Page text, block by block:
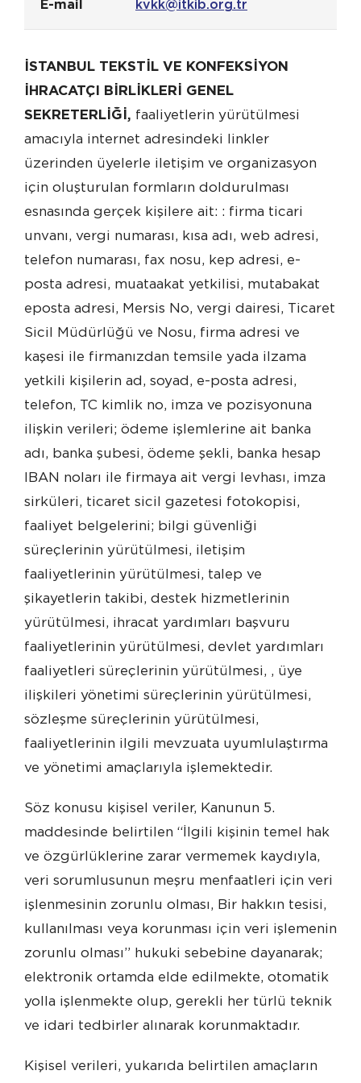
E-mail kvkk@itkib.org.tr
İSTANBUL TEKSTİL VE KONFEKSİYON
İHRACATÇI BİRLİKLERİ GENEL
SEKRETERLİĞİ, faaliyetlerin yürütülmesi
amacıyla internet adresindeki linkler
üzerinden üyelerle iletişim ve organizasyon
için oluşturulan formların doldurulması
esnasında gerçek kişilere ait: : firma ticari
unvanı, vergi numarası, kısa adı, web adresi,
telefon numarası, fax nosu, kep adresi, e-
posta adresi, muataakat yetkilisi, mutabakat
eposta adresi, Mersis No, vergi dairesi, Ticaret
Sicil Müdürlüğü ve Nosu, firma adresi ve
kaşesi ile firmanızdan temsile yada ilzama
yetkili kişilerin ad, soyad, e-posta adresi,
telefon, TC kimlik no, imza ve pozisyonuna
ilişkin verileri; ödeme işlemlerine ait banka
adı, banka şubesi, ödeme şekli, banka hesap
IBAN noları ile firmaya ait vergi levhası, imza
sirküleri, ticaret sicil gazetesi fotokopisi,
faaliyet belgelerini; bilgi güvenliği
süreçlerinin yürütülmesi, iletişim
faaliyetlerinin yürütülmesi, talep ve
şikayetlerin takibi, destek hizmetlerinin
yürütülmesi, ihracat yardımları başvuru
faaliyetlerinin yürütülmesi, devlet yardımları
faaliyetleri süreçlerinin yürütülmesi, , üye
ilişkileri yönetimi süreçlerinin yürütülmesi,
sözleşme süreçlerinin yürütülmesi,
faaliyetlerinin ilgili mevzuata uyumlulaştırma
ve yönetimi amaçlarıyla işlemektedir.
Söz konusu kişisel veriler, Kanunun 5.
maddesinde belirtilen “İlgili kişinin temel hak
ve özgürlüklerine zarar vermemek kaydıyla,
veri sorumlusunun meşru menfaatleri için veri
işlenmesinin zorunlu olması, Bir hakkın tesisi,
kullanılması veya korunması için veri işlemenin
zorunlu olması” hukuki sebebine dayanarak;
elektronik ortamda elde edilmekte, otomatik
yolla işlenmekte olup, gerekli her türlü teknik
ve idari tedbirler alınarak korunmaktadır.
Kişisel verileri, yukarıda belirtilen amaçların